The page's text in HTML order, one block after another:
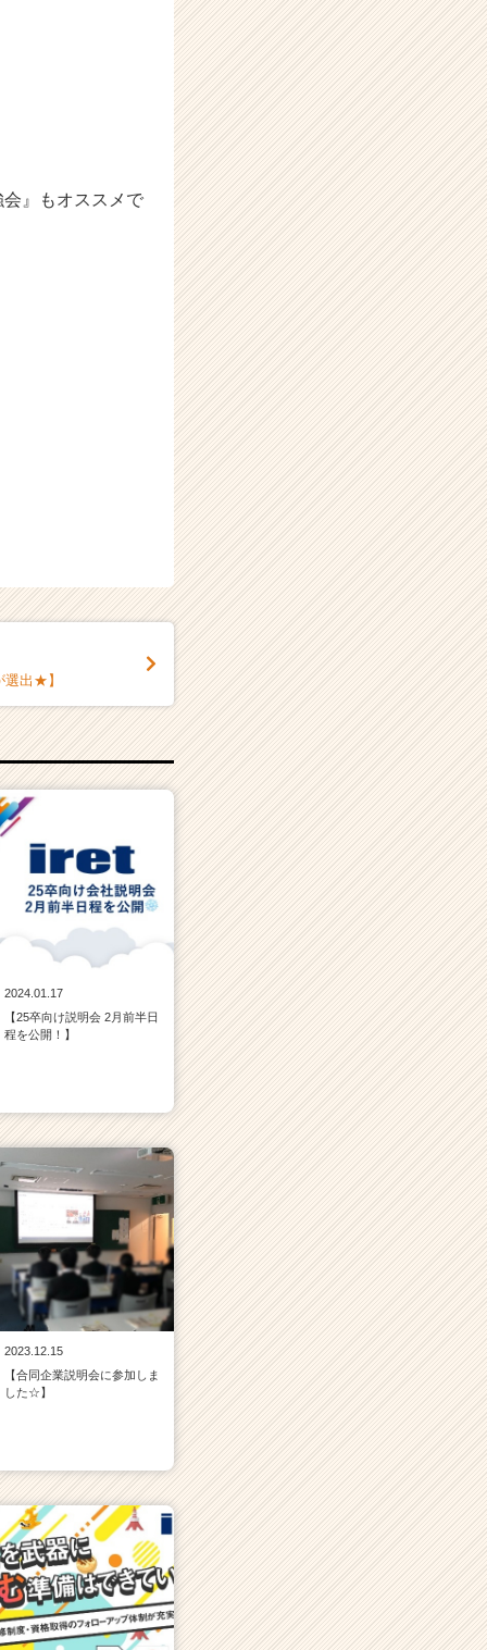
』もオススメで
出★】
2024.01.17
【25卒向け説明会 2月前半日
程を公開！】
2023.12.15
【合同企業説明会に参加しま
した☆】